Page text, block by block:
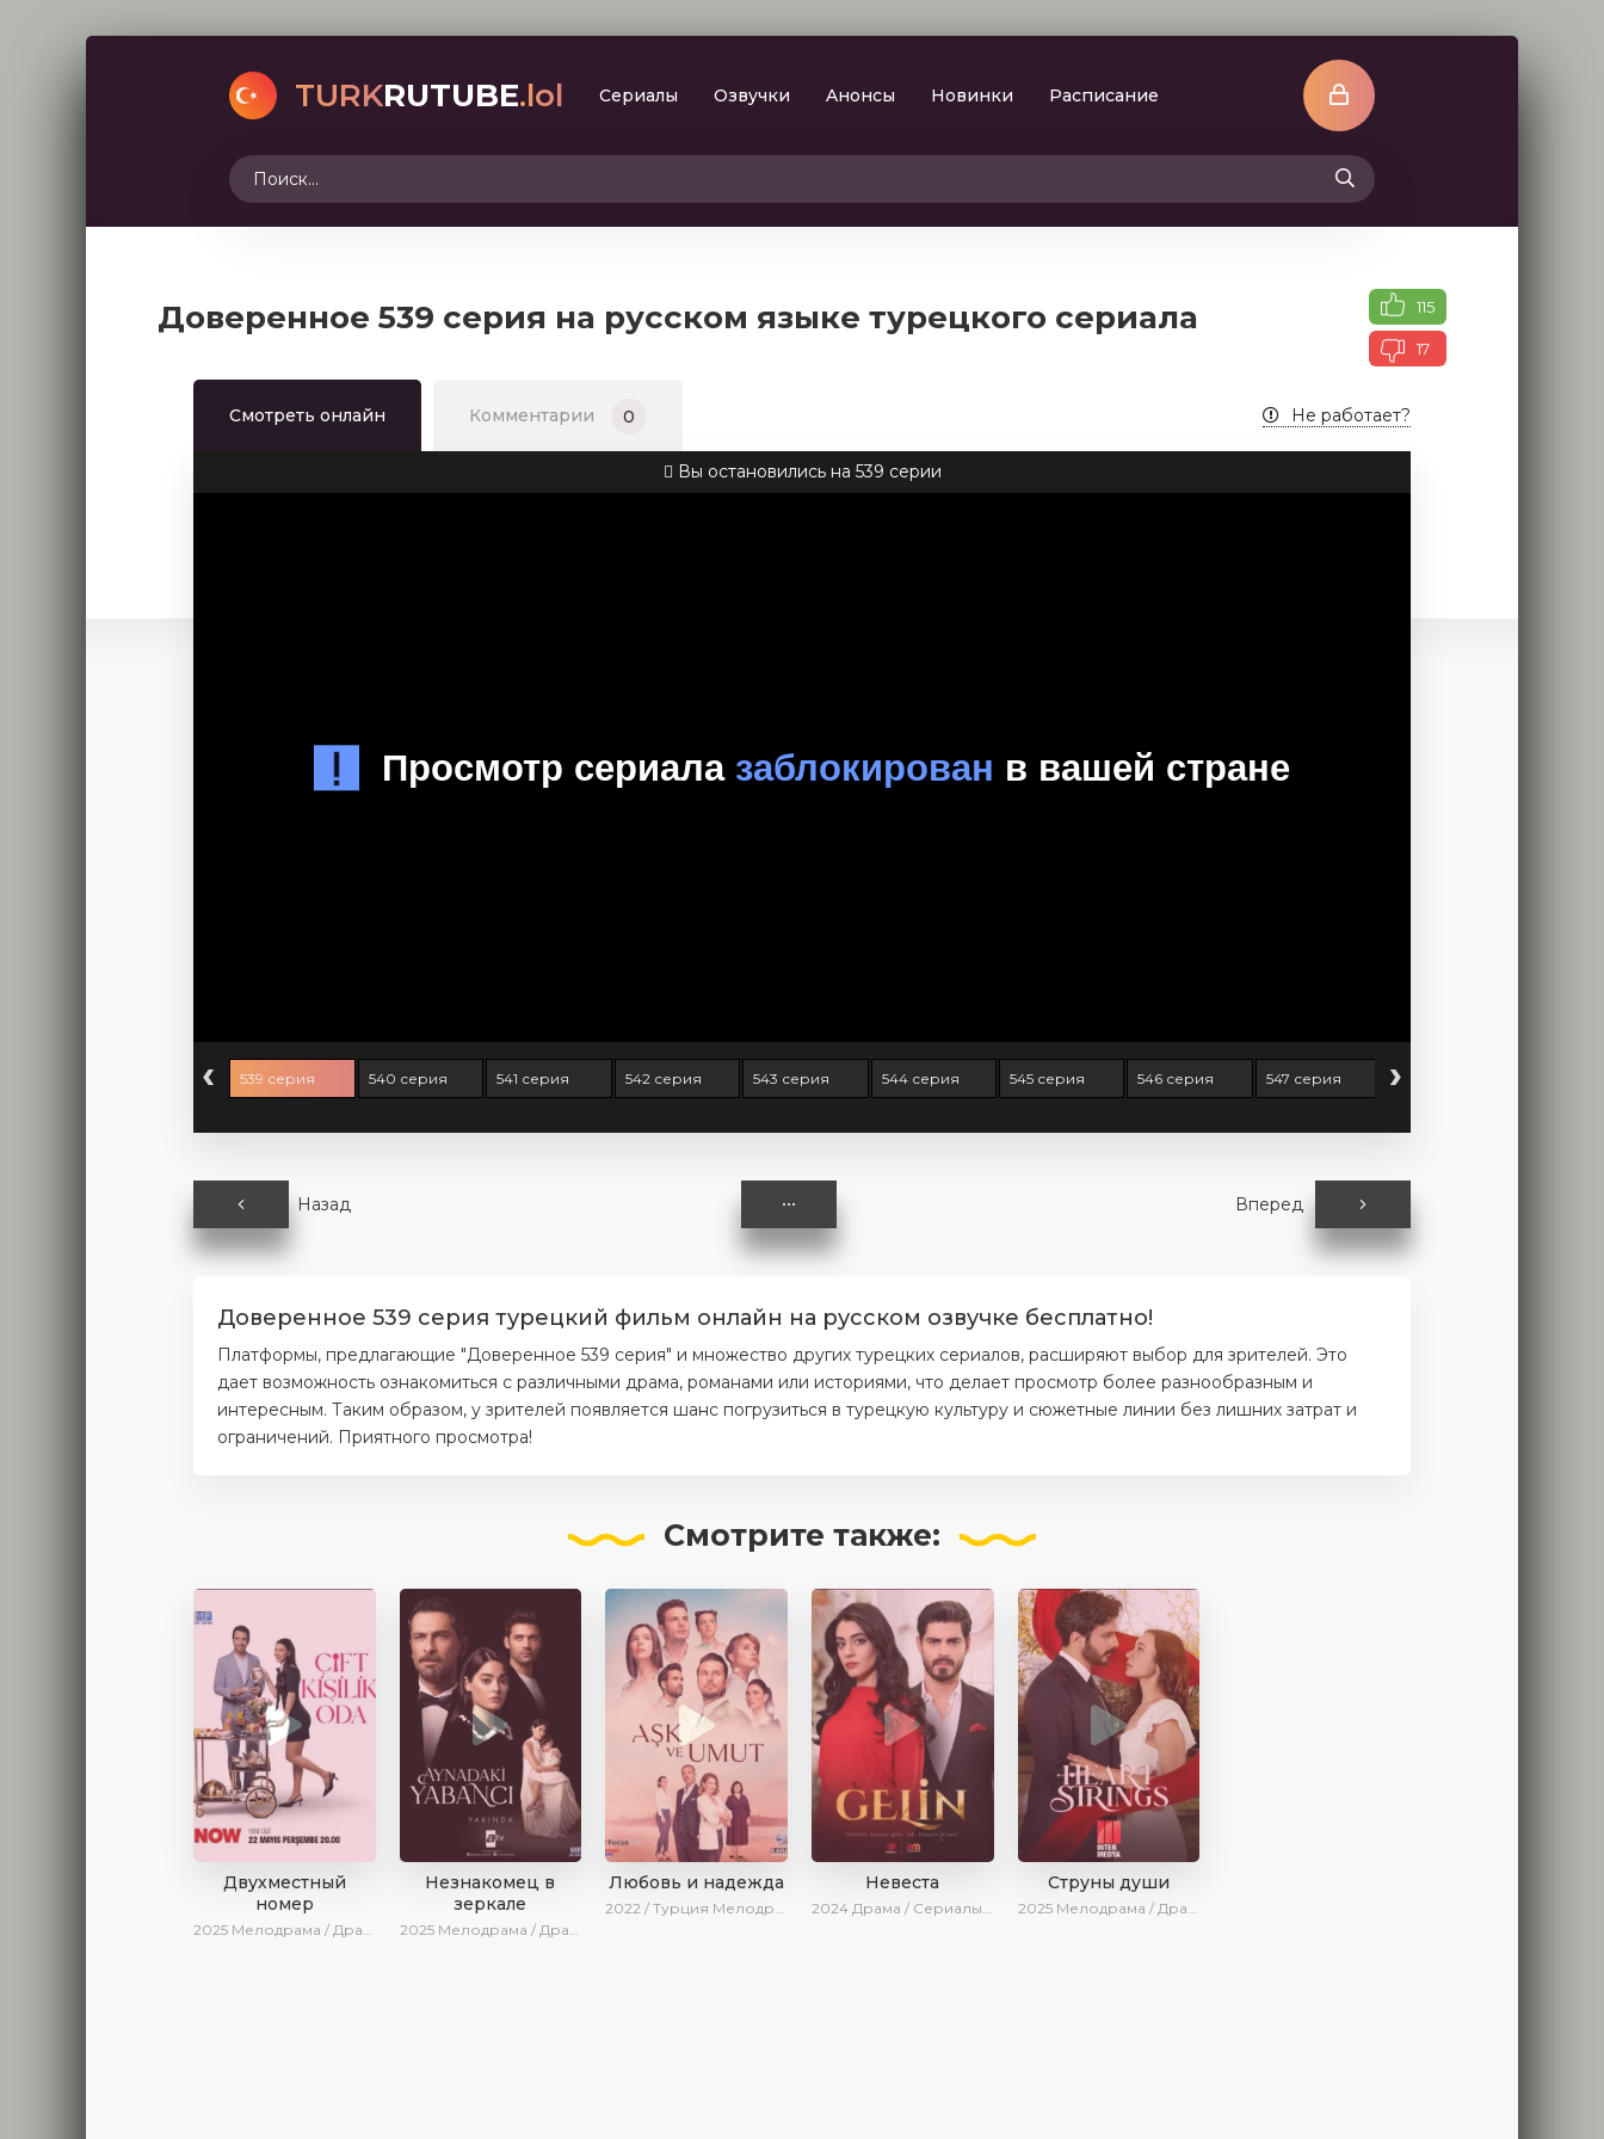
TURKRUTUBE.lol Сериалы
Детектив
Боевик
Oзвучки
AveTurk
Aнoнcы Новинки Расписание
Доверенное 539 серия на русском языке турецкого сериала 115
17
Смотреть онлайн Комментарии 0 Не работает?
Вы остановились на 539 серии
‹ 539 серия 540 серия 541 серия 542 серия 543 серия 544 серия 545 серия 546 серия 547 серия 548 серия
›
Назад Вперед
Доверенное 539 серия турецкий фильм онлайн на русском озвучке бесплатно!
Платформы, предлагающие "Доверенное 539 серия" и множество других турецких сериалов, расширяют выбор для зрителей. Это
дает возможность ознакомиться с различными драма, романами или историями, что делает просмотр более разнообразным и
интересным. Таким образом, у зрителей появляется шанс погрузиться в турецкую культуру и сюжетные линии без лишних затрат и
ограничений. Приятного просмотра!
Смотрите также:
Двухместный
номер
2025 Мелодрама / Драма / Комедия / Новинки / Сериалы 2025
Незнакомец в
зеркале
2025 Мелодрама / Драма / SesDizi / AlisaDirilis / Новинки / Сериалы 2025
Любовь и надежда
2022 / Турция Мелодрама / Драма / BeniAffet
Невеста
2024 Драма / Сериалы 2024
Струны души
2025 Мелодрама / Драма / Новинки / Сериалы 2025